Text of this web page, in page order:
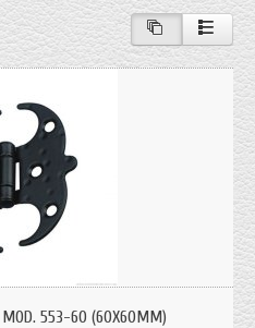
MOD. 553-60 (60X60ММ)